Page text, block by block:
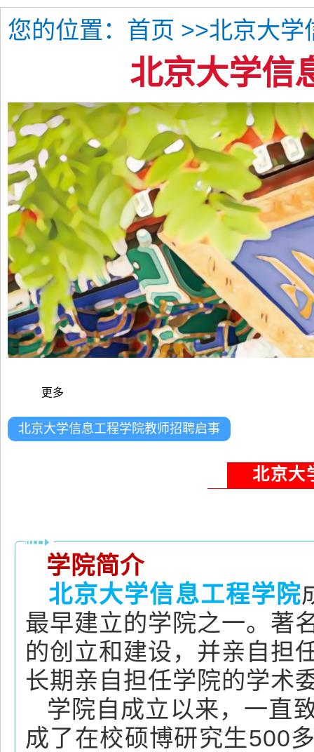
您的位置： 首页 >>北京大学
北京大学信
更多
北京大学信息工程学院教师招聘启事
北京大
学院简介
北京大学信息工程学院
最早建立的学院之一。著
的创立和建设，并亲自担
长期亲自担任学院的学术
学院自成立以来，一直
成了在校硕博研究生500